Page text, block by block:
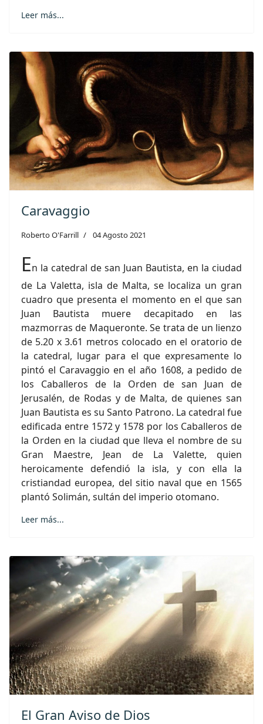
Leer más...
Caravaggio
Roberto O'Farrill 04 Agosto 2021
En la catedral de san Juan Bautista, en la ciudad
de La Valetta, isla de Malta, se localiza un gran
cuadro que presenta el momento en el que san
Juan Bautista muere decapitado en las
mazmorras de Maqueronte. Se trata de un lienzo
de 5.20 x 3.61 metros colocado en el oratorio de
la catedral, lugar para el que expresamente lo
pintó el Caravaggio en el año 1608, a pedido de
los Caballeros de la Orden de san Juan de
Jerusalén, de Rodas y de Malta, de quienes san
Juan Bautista es su Santo Patrono. La catedral fue
edificada entre 1572 y 1578 por los Caballeros de
la Orden en la ciudad que lleva el nombre de su
Gran Maestre, Jean de La Valette, quien
heroicamente defendió la isla, y con ella la
cristiandad europea, del sitio naval que en 1565
plantó Solimán, sultán del imperio otomano.
Leer más...
El Gran Aviso de Dios